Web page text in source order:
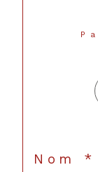
Nom *